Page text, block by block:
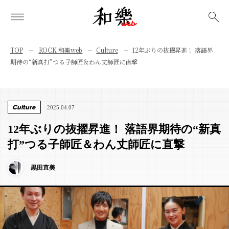
TOP ROCK 和樂web Culture
12年ぶりの抜擢昇進！ 落語界
期待の“新真打”つる子師匠＆わん丈師匠に直撃
Culture 2025.04.07
12年ぶりの抜擢昇進！ 落語界期待の“新真
打”つる子師匠＆わん丈師匠に直撃
黒田直美